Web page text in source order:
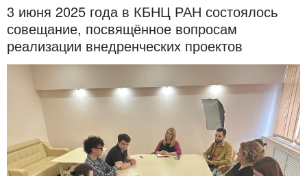
3 июня 2025 года в КБНЦ РАН состоялось
совещание, посвящённое вопросам
реализации внедренческих проектов